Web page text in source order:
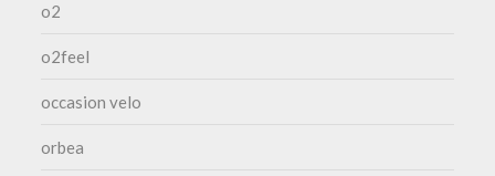
o2
o2feel
occasion velo
orbea